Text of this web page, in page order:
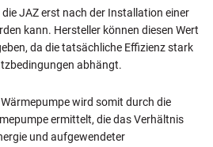
JAZ erst nach der Installation einer
kann. Hersteller können diesen Wert
da die tatsächliche Effizienz stark
abhängt.
wird somit durch die
ermittelt, die das Verhältnis
und aufgewendeter